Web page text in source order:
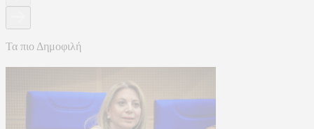
Τα πιο Δημοφιλή